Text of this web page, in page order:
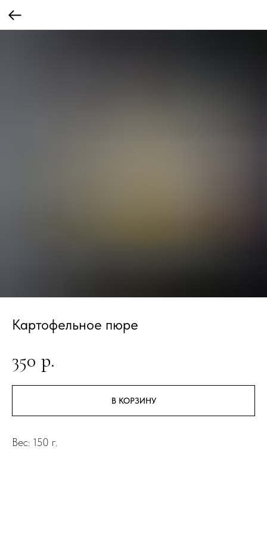
Картофельное пюре
350 р.
В КОРЗИНУ
Вес: 150 г.